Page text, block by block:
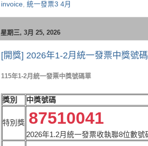
invoice, 統一發票3 4月
星期三, 3月 25, 2026
[開獎] 2026年1-2月統一發票中獎號碼
115年1-2月統一發票中獎號碼單
獎別 中獎號碼
特別獎 87510041
2026年1.2月統一發票收執聯8位數